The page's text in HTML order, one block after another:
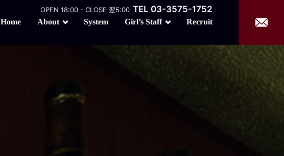
OPEN 18:00 - CLOSE 翌5:00 TEL 03-3575-1752
Home About System Girl’s Staff Recruit